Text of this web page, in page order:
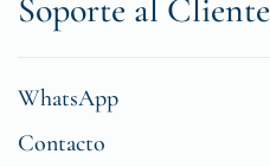
Soporte al Cliente
WhatsApp
Contacto